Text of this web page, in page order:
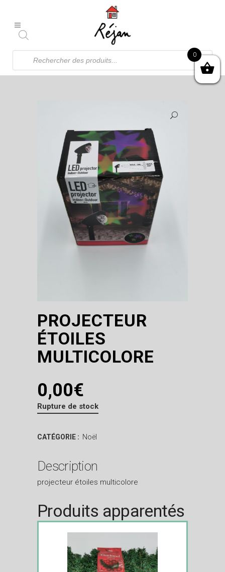
Recherche
produits
PROJECTEUR
ÉTOILES
MULTICOLORE
0,00€
Rupture de stock
CATÉGORIE : Noël
Description
projecteur étoiles multicolore
Produits apparentés
0